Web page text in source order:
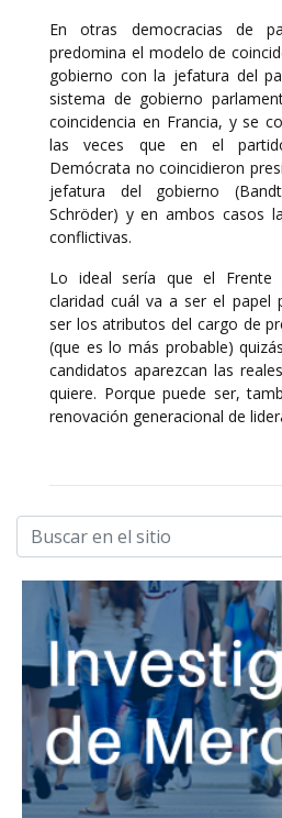
En otras democracias de
predomina el modelo de
gobierno con la jefatura del
sistema de gobierno
coincidencia en Francia, y se
las veces que en el
Demócrata no coincidieron
jefatura del gobierno
Schröder) y en ambos casos
conflictivas.
Lo ideal sería que el Frente
claridad cuál va a ser el papel
ser los atributos del cargo de
(que es lo más probable)
candidatos aparezcan las
quiere. Porque puede ser,
renovación generacional de